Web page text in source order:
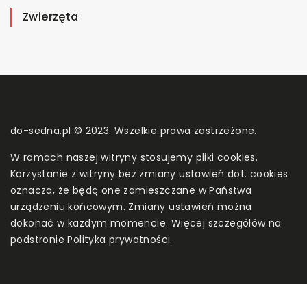
Zwierzęta
do-sedna.pl © 2023. Wszelkie prawa zastrzeżone.
W ramach naszej witryny stosujemy pliki cookies.
Korzystanie z witryny bez zmiany ustawień dot. cookies
oznacza, że będą one zamieszczane w Państwa
urządzeniu końcowym. Zmiany ustawień można
dokonać w każdym momencie. Więcej szczegółów na
podstroniePolityka prywatności.